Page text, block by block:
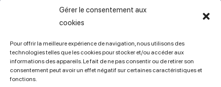
Gérer le consentement aux
cookies
Pour offrir la meilleure expérience de navigation, nous utilisons des
technologies telles que les cookies pour stocker et/ou accéder aux
informations des appareils. Le fait de ne pas consentir ou de retirer son
consentement peut avoir un effet négatif sur certaines caractéristiques et
fonctions.
Votre espace adhérent
Mon Compte adhérent
L’association
Mentions légales
Contact